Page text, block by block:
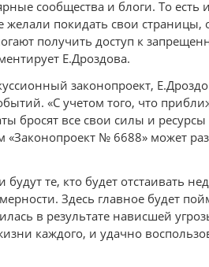
сообщества и блоги. То есть
покидать свои страницы,
получить доступ к
Е.Дроздова.
законопроект,
«С учетом того, что
бросят все свои силы и
№ 6688» может
те, кто будет отстаивать
Здесь главное будет
в результате нависшей
каждого, и удачно